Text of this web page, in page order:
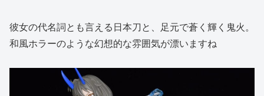
彼女の代名詞とも言える日本刀と、足元で蒼く輝く鬼火。
和風ホラーのような幻想的な雰囲気が漂いますね